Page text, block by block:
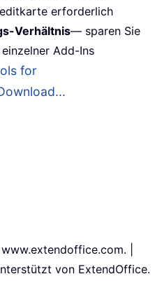
erforderlich
Verhältnis— sparen Sie
Add-Ins
for
|
von ExtendOffice.